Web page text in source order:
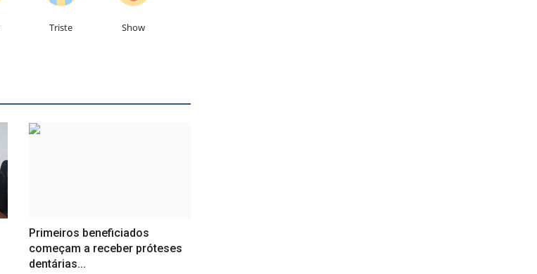
Triste Show
Primeiros beneficiados
começam a receber próteses
dentárias...